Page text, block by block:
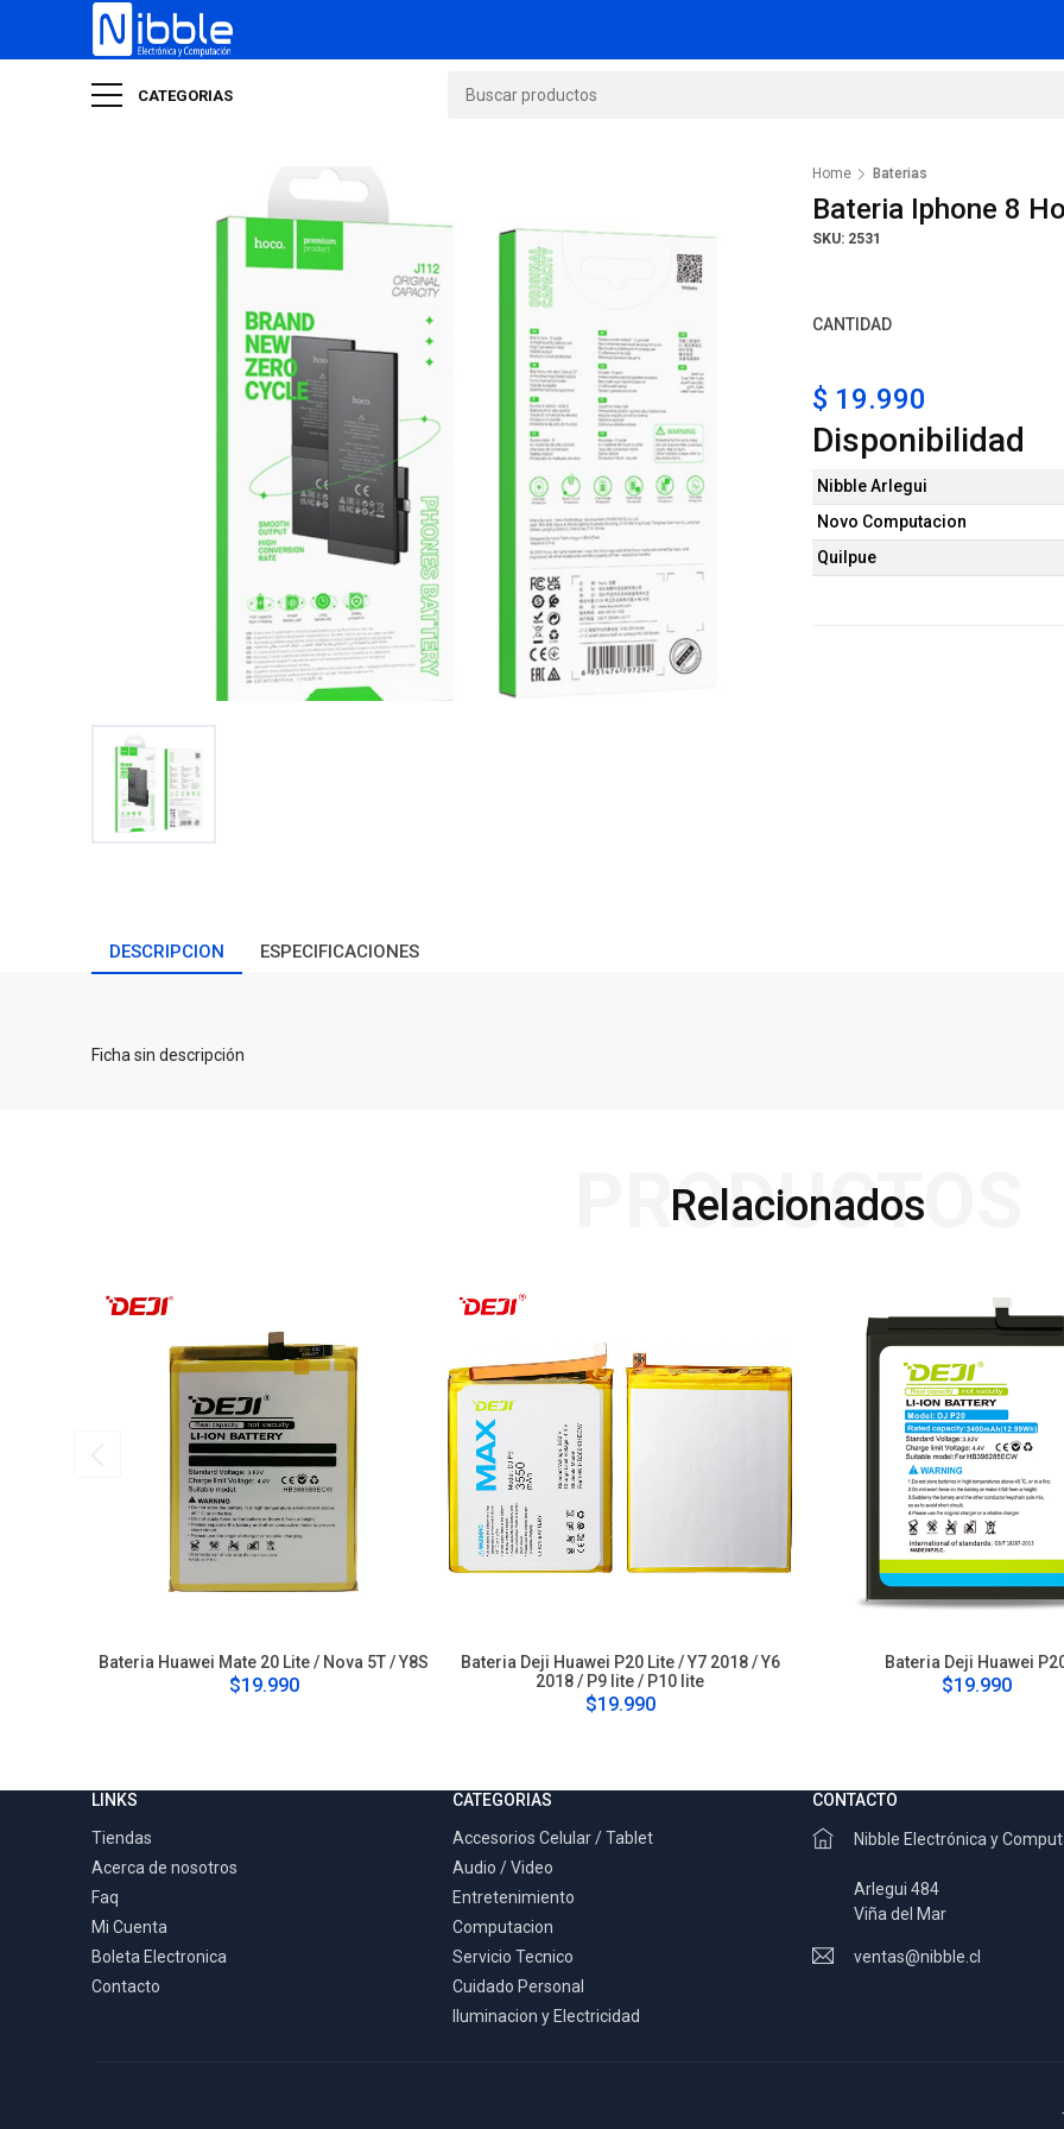
CATEGORIAS
Home Baterias
Bateria Iphone 8
SKU: 2531
CANTIDAD
$ 19.990
Disponibilidad
Nibble Arlegui
Novo Computacion
Quilpue
DESCRIPCION ESPECIFICACIONES
Ficha sin descripción
Relacionados
PRODUCTOS
Bateria Huawei Mate 20 Lite / Nova 5T / Y8S
$19.990
Bateria Deji Huawei P20 Lite / Y7 2018 / Y6
2018 / P9 lite / P10 lite
$19.990
Bateria Deji Huawei
$19.990
LINKS
Tiendas
Acerca de nosotros
Faq
Mi Cuenta
Boleta Electronica
Contacto
CATEGORIAS
Accesorios Celular / Tablet
Audio / Video
Entretenimiento
Computacion
Servicio Tecnico
Cuidado Personal
Iluminacion y Electricidad
CONTACTO
Nibble Electrónica y
Arlegui 484
Viña del Mar
ventas@nibble.cl